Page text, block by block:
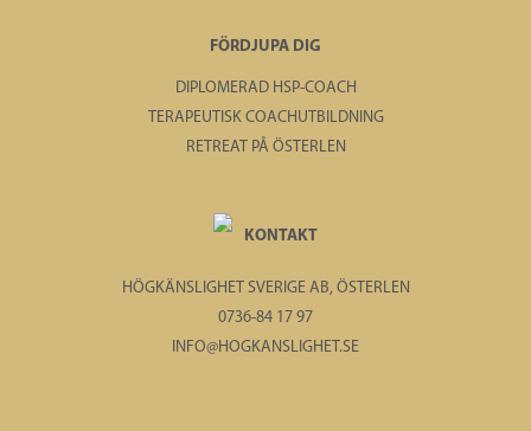
FÖRDJUPA DIG
DIPLOMERAD HSP-COACH
TERAPEUTISK COACHUTBILDNING
RETREAT PÅ ÖSTERLEN
KONTAKT
HÖGKÄNSLIGHET SVERIGE AB, ÖSTERLEN
0736-84 17 97
INFO@HOGKANSLIGHET.SE